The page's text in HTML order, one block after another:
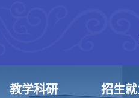
教学科研 招生